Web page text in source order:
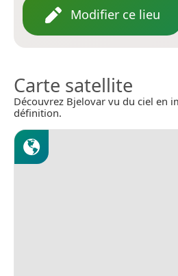
Modifier ce lieu
Carte satellite
Découvrez Bjelovar vu du ciel en
définition.